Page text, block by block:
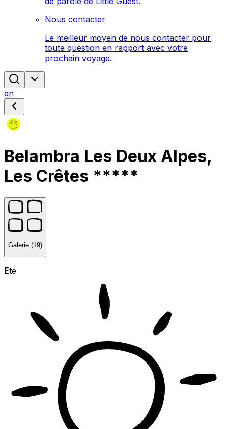
Nous contacter
Le meilleur moyen de nous contacter pour
toute question en rapport avec votre
prochain voyage.
en
Belambra Les Deux Alpes,
Les Crêtes *****
Galerie (19)
Ete